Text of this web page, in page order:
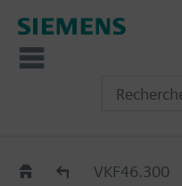
Old2NewVKF46.300